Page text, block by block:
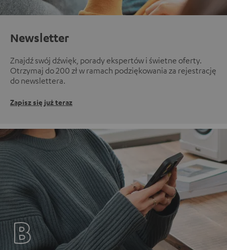
Newsletter
Znajdź swój dźwięk, porady ekspertów i świetne oferty.
Otrzymaj do 200 zł w ramach podziękowania za rejestrację
do newslettera.
Zapisz się już teraz